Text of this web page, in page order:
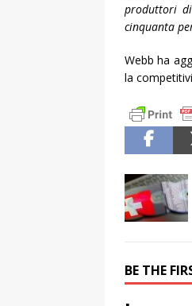
produttori
cinquanta
Webb ha
la
BE THE